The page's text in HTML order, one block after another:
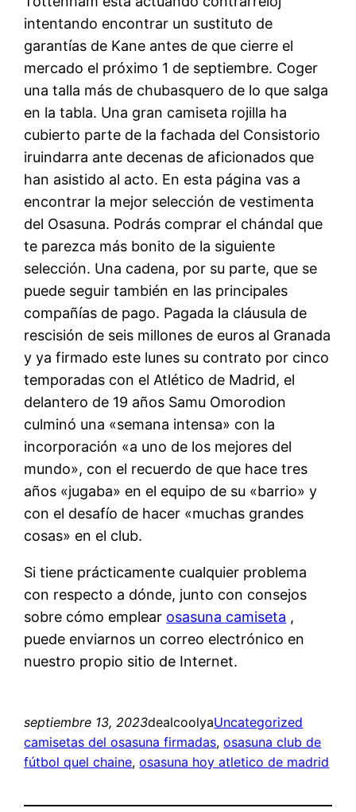
intentando encontrar un sustituto de
garantías de Kane antes de que cierre el
mercado el próximo 1 de septiembre. Coger
una talla más de chubasquero de lo que salga
en la tabla. Una gran camiseta rojilla ha
cubierto parte de la fachada del Consistorio
iruindarra ante decenas de aficionados que
han asistido al acto. En esta página vas a
encontrar la mejor selección de vestimenta
del Osasuna. Podrás comprar el chándal que
te parezca más bonito de la siguiente
selección. Una cadena, por su parte, que se
puede seguir también en las principales
compañías de pago. Pagada la cláusula de
rescisión de seis millones de euros al Granada
y ya firmado este lunes su contrato por cinco
temporadas con el Atlético de Madrid, el
delantero de 19 años Samu Omorodion
culminó una «semana intensa» con la
incorporación «a uno de los mejores del
mundo», con el recuerdo de que hace tres
años «jugaba» en el equipo de su «barrio» y
con el desafío de hacer «muchas grandes
cosas» en el club.
Si tiene prácticamente cualquier problema
con respecto a dónde, junto con consejos
sobre cómo emplear osasuna camiseta ,
puede enviarnos un correo electrónico en
nuestro propio sitio de Internet.
septiembre 13, 2023dealcoolyaUncategorized
camisetas del osasuna firmadas, osasuna club de
fútbol quel chaine, osasuna hoy atletico de madrid